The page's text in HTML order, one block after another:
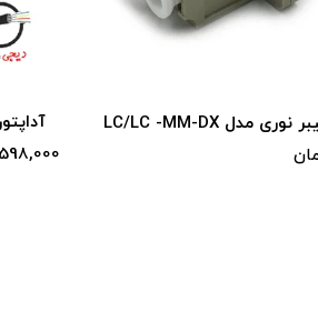
آداپتور فیبر نوری مدل FC/FC-DX-SM
598,000 تومان